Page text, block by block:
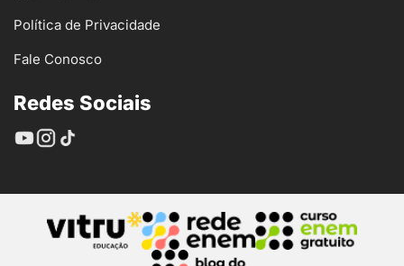
Política de Privacidade
Fale Conosco
Redes Sociais